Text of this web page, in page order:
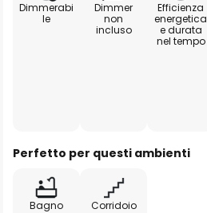
Dimmerabi
le
Dimmer
non
incluso
Efficienza
energetica
e durata
nel tempo
Perfetto per questi ambienti
Bagno Corridoio